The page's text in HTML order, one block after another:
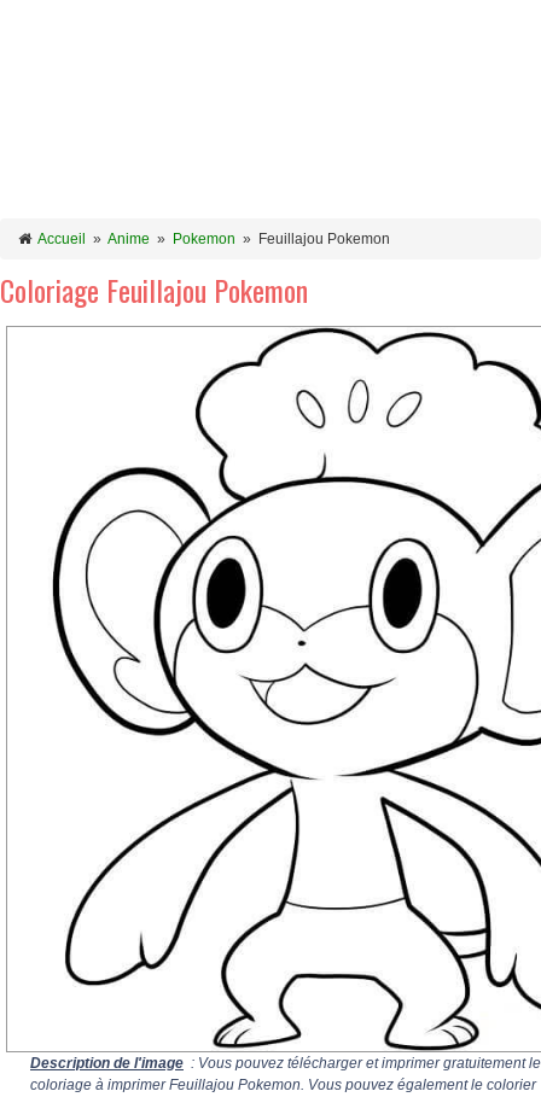
Accueil » Anime » Pokemon » Feuillajou Pokemon
Coloriage Feuillajou Pokemon
Description de l'image : Vous pouvez télécharger et imprimer gratuitement le
coloriage à imprimer Feuillajou Pokemon. Vous pouvez également le colorier